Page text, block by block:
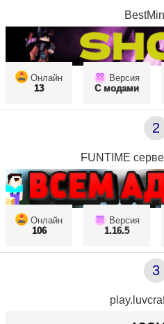
Онлайн
13
Версия
С модами
2
FUNTIME
Онлайн
106
Версия
1.16.5
3